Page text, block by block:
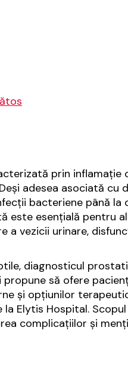
prin inflamație
adesea asociată cu
bacteriene până
esențială pentru
vezicii urinare,
diagnosticul
să ofere
și opțiunilor
Elytis Hospital.
complicațiilor și